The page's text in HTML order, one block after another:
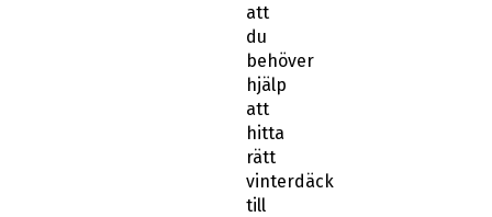
att
du
behöver
hjälp
att
hitta
rätt
vinterdäck
till